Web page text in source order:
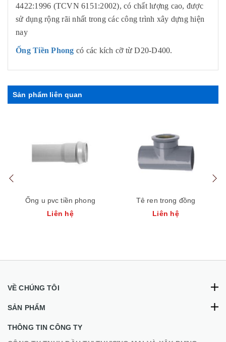
4422:1996 (TCVN 6151:2002), có chất lượng cao, được
sử dụng rộng rãi nhất trong các công trình xây dựng hiện
nay
Ống Tiền Phong có các kích cỡ từ D20-D400.
Sản phẩm liên quan
Ống u pvc tiền phong
Liên hệ
Tê ren trong đồng
Liên hệ
VỀ CHÚNG TÔI
SẢN PHẨM
THÔNG TIN CÔNG TY